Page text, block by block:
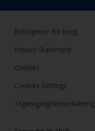
Betingelser for brug
Privacy Statement
Cookies
Cookies Settings
Tilgængelighedserklæring